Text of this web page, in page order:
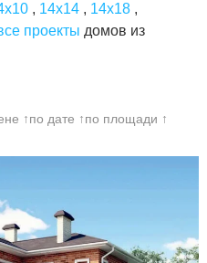
, 14x14 , 14x18 ,
проекты домов из
↑по дате ↑по площади ↑